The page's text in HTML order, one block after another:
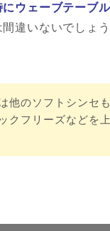
ウェーブテーブ
違いないでしょう
他のソフトシンセ
クフリーズなどを上